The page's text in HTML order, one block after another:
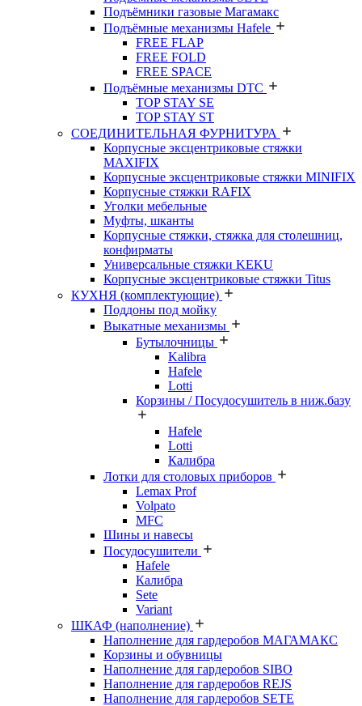
Подъёмники газовые Магамакс
Подъёмные механизмы Hafele
FREE FLAP
FREE FOLD
FREE SPACE
Подъёмные механизмы DTC
TOP STAY SE
TOP STAY ST
СОЕДИНИТЕЛЬНАЯ ФУРНИТУРА
Корпусные эксцентриковые стяжки
MAXIFIX
Корпусные эксцентриковые стяжки MINIFIX
Корпусные стяжки RAFIX
Уголки мебельные
Муфты, шканты
Корпусные стяжки, стяжка для столешниц,
конфирматы
Универсальные стяжки KEKU
Корпусные эксцентриковые стяжки Titus
КУХНЯ (комплектующие)
Поддоны под мойку
Выкатные механизмы
Бутылочницы
Kalibra
Hafele
Lotti
Корзины / Посудосушитель в ниж.базу
Hafele
Lotti
Калибра
Лотки для столовых приборов
Lemax Prof
Volpato
MFC
Шины и навесы
Посудосушители
Hafele
Калибра
Sete
Variant
ШКАФ (наполнение)
Наполнение для гардеробов МАГАМАКС
Корзины и обувницы
Наполнение для гардеробов SIBO
Наполнение для гардеробов REJS
Наполнение для гардеробов SETE